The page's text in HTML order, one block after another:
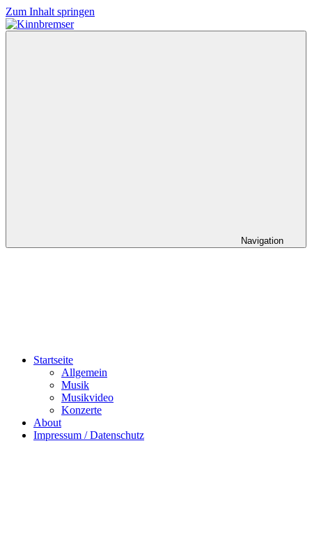
Zum Inhalt springen
Navigation
Startseite
Allgemein
Musik
Musikvideo
Konzerte
About
Impressum / Datenschutz